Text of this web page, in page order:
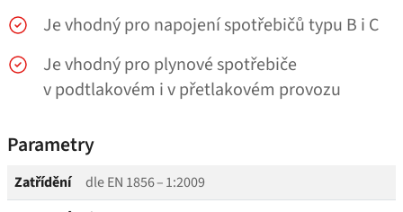
Je vhodný pro napojení spotřebičů typu B i C
Je vhodný pro plynové spotřebiče
v podtlakovém i v přetlakovém provozu
Parametry
Zatřídění
dle EN 1856 – 1:2009